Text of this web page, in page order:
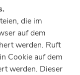
die im
auf dem
werden. Ruft
Cookie auf dem
werden. Dieser